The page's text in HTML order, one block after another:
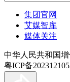
集团官网
艾媒智库
媒体关注
中华人民共和国
粤ICP备